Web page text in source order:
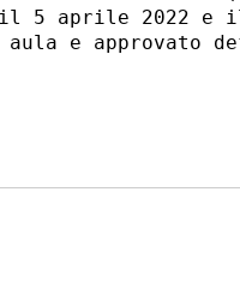
5 aprile 2022 e
aula e approvato